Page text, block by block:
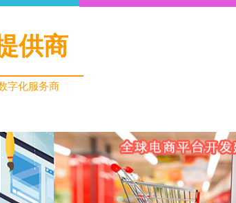
供商
字化服务商